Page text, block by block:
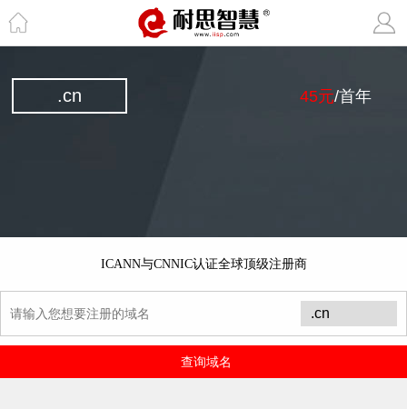
.cn 45元/首年
ICANN与CNNIC认证全球顶级注册商